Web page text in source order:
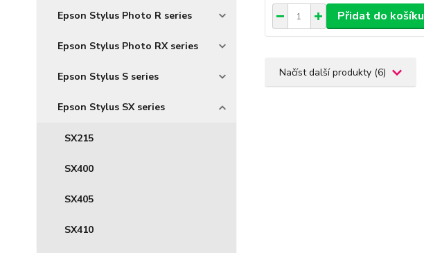
Epson Stylus Photo R series
Epson Stylus Photo RX series
Epson Stylus S series
Epson Stylus SX series
SX215
SX400
SX405
SX410
Přidat do košíku
Načíst další produkty (6)